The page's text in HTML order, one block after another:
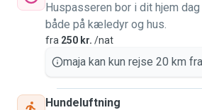
Huspasseren bor i dit hjem
både på kæledyr og hus.
fra 250 kr. /nat
maja kan kun rejse 20 km
Hundeluftning